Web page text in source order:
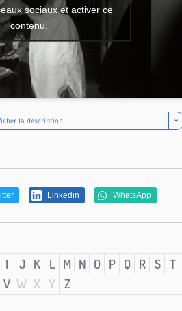
sociaux et activer ce
contenu.
la description
Linkedin WhatsApp
I J K L M N O P Q R S
T
V W X Y Z